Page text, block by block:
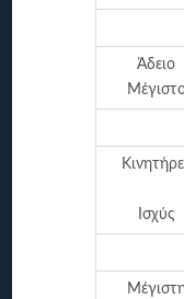
Άδειο
Ισχύς